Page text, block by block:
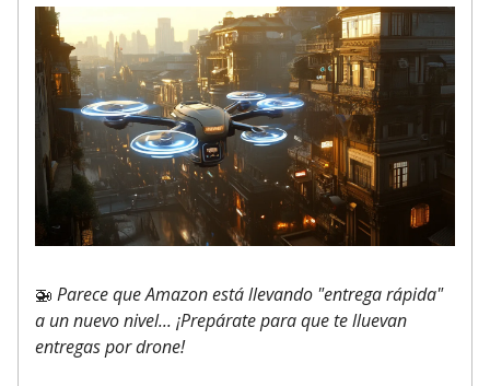
🚁 Parece que Amazon está llevando "entrega rápida"
a un nuevo nivel... ¡Prepárate para que te lluevan
entregas por drone!